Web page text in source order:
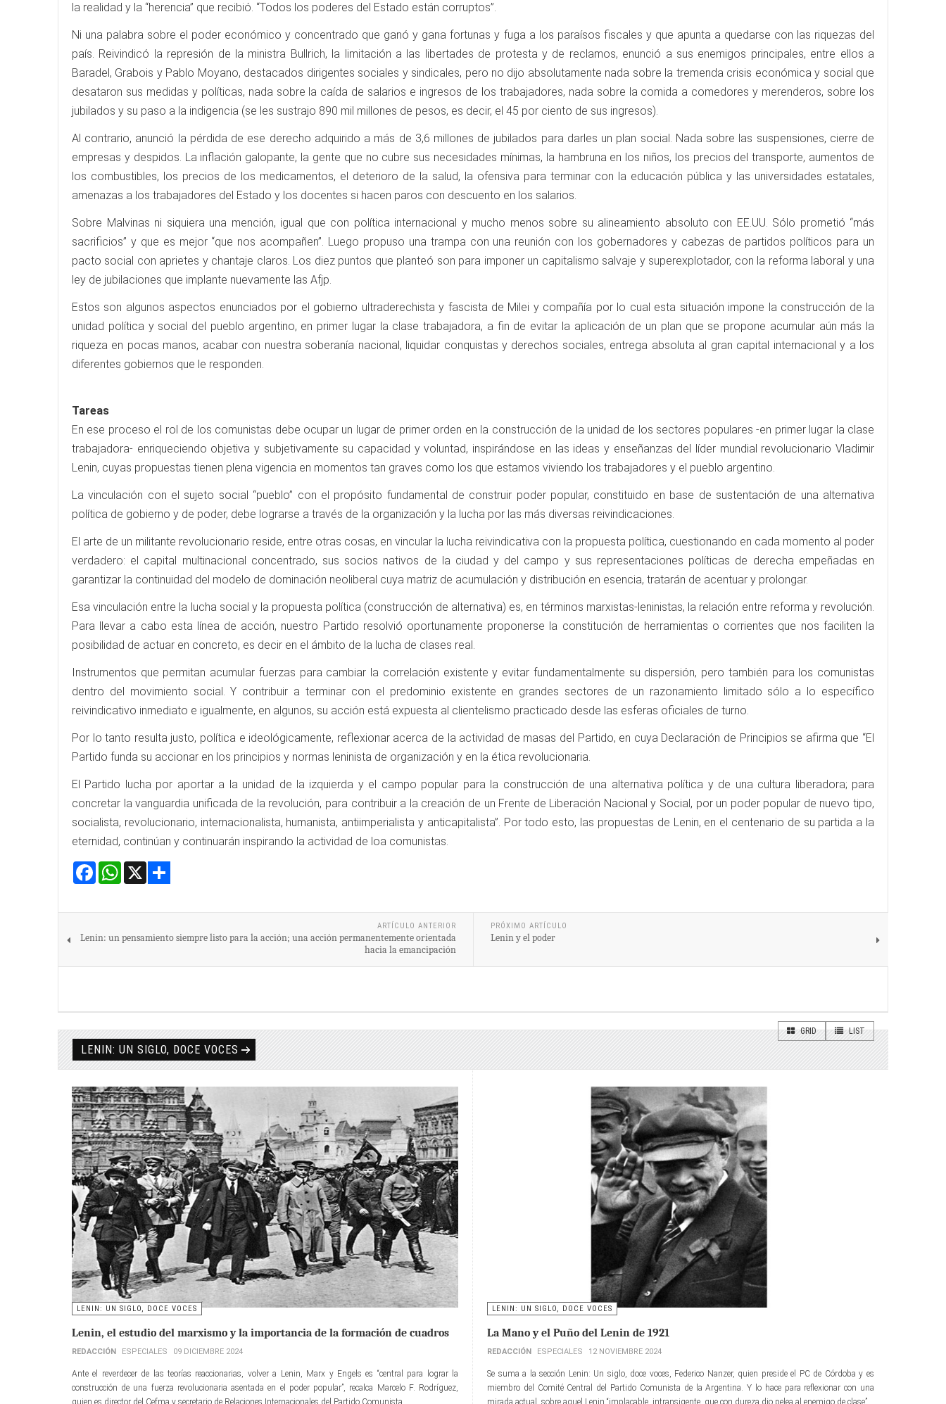
la realidad y la “herencia” que recibió. “Todos los poderes del Estado están corruptos”.
Ni una palabra sobre el poder económico y concentrado que ganó y gana fortunas y fuga a los paraísos fiscales y que apunta a quedarse con las riquezas del
país. Reivindicó la represión de la ministra Bullrich, la limitación a las libertades de protesta y de reclamos, enunció a sus enemigos principales, entre ellos a
Baradel, Grabois y Pablo Moyano, destacados dirigentes sociales y sindicales, pero no dijo absolutamente nada sobre la tremenda crisis económica y social que
desataron sus medidas y políticas, nada sobre la caída de salarios e ingresos de los trabajadores, nada sobre la comida a comedores y merenderos, sobre los
jubilados y su paso a la indigencia (se les sustrajo 890 mil millones de pesos, es decir, el 45 por ciento de sus ingresos).
Al contrario, anunció la pérdida de ese derecho adquirido a más de 3,6 millones de jubilados para darles un plan social. Nada sobre las suspensiones, cierre de
empresas y despidos. La inflación galopante, la gente que no cubre sus necesidades mínimas, la hambruna en los niños, los precios del transporte, aumentos de
los combustibles, los precios de los medicamentos, el deterioro de la salud, la ofensiva para terminar con la educación pública y las universidades estatales,
amenazas a los trabajadores del Estado y los docentes si hacen paros con descuento en los salarios.
Sobre Malvinas ni siquiera una mención, igual que con política internacional y mucho menos sobre su alineamiento absoluto con EE.UU. Sólo prometió “más
sacrificios” y que es mejor “que nos acompañen”. Luego propuso una trampa con una reunión con los gobernadores y cabezas de partidos políticos para un
pacto social con aprietes y chantaje claros. Los diez puntos que planteó son para imponer un capitalismo salvaje y superexplotador, con la reforma laboral y una
ley de jubilaciones que implante nuevamente las Afjp.
Estos son algunos aspectos enunciados por el gobierno ultraderechista y fascista de Milei y compañía por lo cual esta situación impone la construcción de la
unidad política y social del pueblo argentino, en primer lugar la clase trabajadora, a fin de evitar la aplicación de un plan que se propone acumular aún más la
riqueza en pocas manos, acabar con nuestra soberanía nacional, liquidar conquistas y derechos sociales, entrega absoluta al gran capital internacional y a los
diferentes gobiernos que le responden.
Tareas
En ese proceso el rol de los comunistas debe ocupar un lugar de primer orden en la construcción de la unidad de los sectores populares -en primer lugar la clase
trabajadora- enriqueciendo objetiva y subjetivamente su capacidad y voluntad, inspirándose en las ideas y enseñanzas del líder mundial revolucionario Vladimir
Lenin, cuyas propuestas tienen plena vigencia en momentos tan graves como los que estamos viviendo los trabajadores y el pueblo argentino.
La vinculación con el sujeto social “pueblo” con el propósito fundamental de construir poder popular, constituido en base de sustentación de una alternativa
política de gobierno y de poder, debe lograrse a través de la organización y la lucha por las más diversas reivindicaciones.
El arte de un militante revolucionario reside, entre otras cosas, en vincular la lucha reivindicativa con la propuesta política, cuestionando en cada momento al poder
verdadero: el capital multinacional concentrado, sus socios nativos de la ciudad y del campo y sus representaciones políticas de derecha empeñadas en
garantizar la continuidad del modelo de dominación neoliberal cuya matriz de acumulación y distribución en esencia, tratarán de acentuar y prolongar.
Esa vinculación entre la lucha social y la propuesta política (construcción de alternativa) es, en términos marxistas-leninistas, la relación entre reforma y revolución.
Para llevar a cabo esta línea de acción, nuestro Partido resolvió oportunamente proponerse la constitución de herramientas o corrientes que nos faciliten la
posibilidad de actuar en concreto, es decir en el ámbito de la lucha de clases real.
Instrumentos que permitan acumular fuerzas para cambiar la correlación existente y evitar fundamentalmente su dispersión, pero también para los comunistas
dentro del movimiento social. Y contribuir a terminar con el predominio existente en grandes sectores de un razonamiento limitado sólo a lo específico
reivindicativo inmediato e igualmente, en algunos, su acción está expuesta al clientelismo practicado desde las esferas oficiales de turno.
Por lo tanto resulta justo, política e ideológicamente, reflexionar acerca de la actividad de masas del Partido, en cuya Declaración de Principios se afirma que “El
Partido funda su accionar en los principios y normas leninista de organización y en la ética revolucionaria.
El Partido lucha por aportar a la unidad de la izquierda y el campo popular para la construcción de una alternativa política y de una cultura liberadora; para
concretar la vanguardia unificada de la revolución, para contribuir a la creación de un Frente de Liberación Nacional y Social, por un poder popular de nuevo tipo,
socialista, revolucionario, internacionalista, humanista, antiimperialista y anticapitalista”. Por todo esto, las propuestas de Lenin, en el centenario de su partida a la
eternidad, continúan y continuarán inspirando la actividad de loa comunistas.
Facebook
WhatsApp
ARTÍCULO ANTERIOR
Lenin: un pensamiento siempre listo para la acción; una acción permanentemente orientada
hacia la emancipación
PRÓXIMO ARTÍCULO
Lenin y el poder
GRID LIST
LENIN: UN SIGLO, DOCE VOCES
LENIN: UN SIGLO, DOCE VOCES
Lenin, el estudio del marxismo y la importancia de la formación de cuadros
REDACCIÓN ESPECIALES 09 DICIEMBRE 2024
Ante el reverdecer de las teorías reaccionarias, volver a Lenin, Marx y Engels es “central para lograr la
construcción de una fuerza revolucionaria asentada en el poder popular”, recalca Marcelo F. Rodríguez,
quien es director del Cefma y secretario de Relaciones Internacionales del Partido Comunista.
LENIN: UN SIGLO, DOCE VOCES
La Mano y el Puño del Lenin de 1921
REDACCIÓN ESPECIALES 12 NOVIEMBRE 2024
Se suma a la sección Lenin: Un siglo, doce voces, Federico Nanzer, quien preside el PC de Córdoba y es
miembro del Comité Central del Partido Comunista de la Argentina. Y lo hace para reflexionar con una